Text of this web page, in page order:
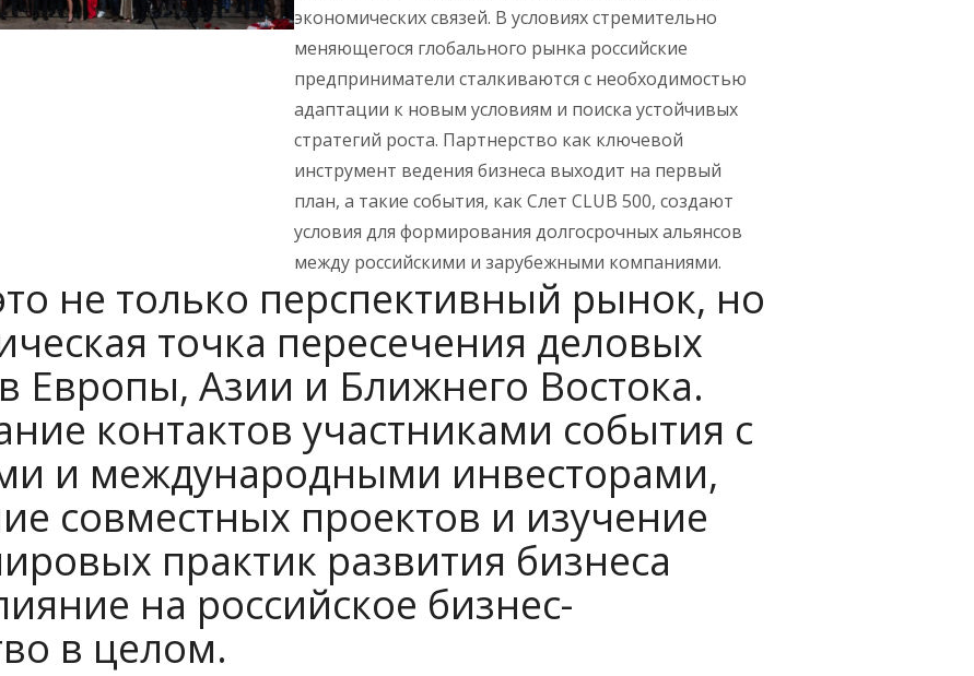
экономических связей. В условиях стремительно
меняющегося глобального рынка российские
предприниматели сталкиваются с необходимостью
адаптации к новым условиям и поиска устойчивых
стратегий роста. Партнерство как ключевой
инструмент ведения бизнеса выходит на первый
план, а такие события, как Слет CLUB 500, создают
условия для формирования долгосрочных альянсов
между российскими и зарубежными компаниями.
не только перспективный рынок, но
точка пересечения деловых
Европы, Азии и Ближнего Востока.
контактов участниками события с
и международными инвесторами,
совместных проектов и изучение
практик развития бизнеса
на российское бизнес-
в целом.